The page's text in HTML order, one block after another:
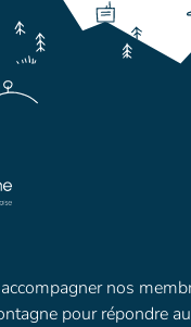
nos
pour répondre